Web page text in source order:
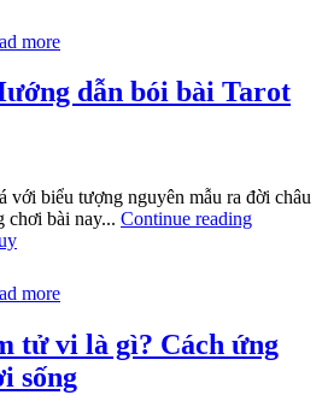
more
dẫn bói bài Tarot
với biểu tượng nguyên mẫu ra đời châu
chơi bài nay... Continue reading
more
tử vi là gì? Cách ứng
sống